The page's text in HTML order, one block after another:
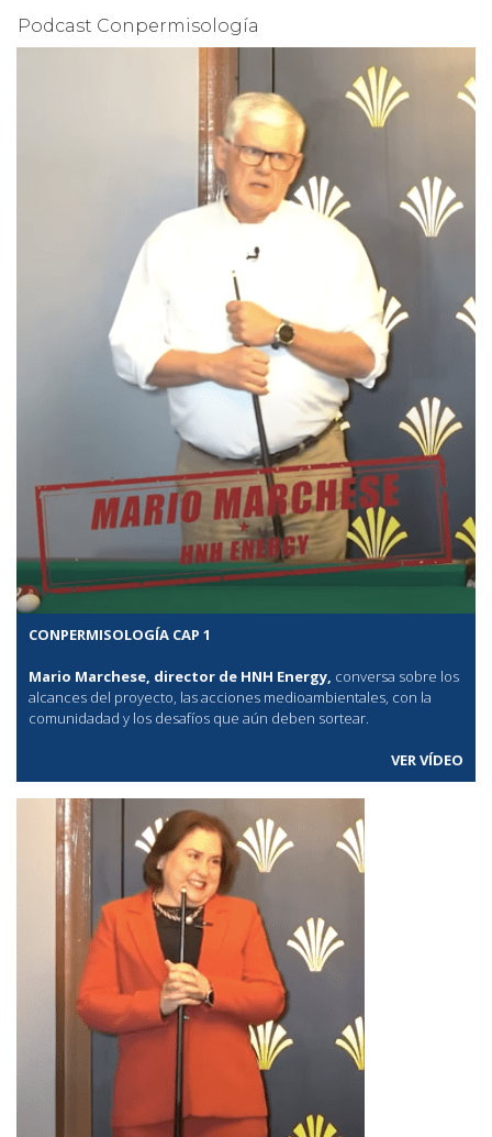
Podcast Conpermisología
CONPERMISOLOGÍA CAP 1
Mario Marchese, director de HNH Energy, conversa sobre los
alcances del proyecto, las acciones medioambientales, con la
comunidadad y los desafíos que aún deben sortear.
VER VÍDEO